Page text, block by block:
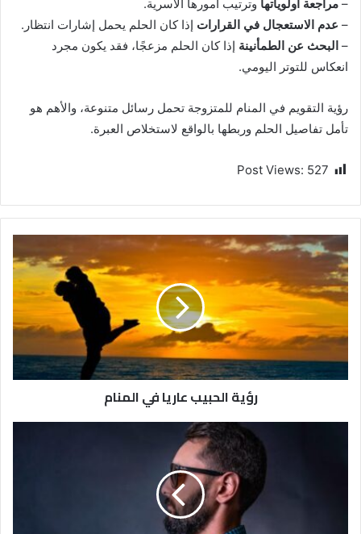
– مراجعة أولوياتها وترتيب أمورها الأسرية.
– عدم الاستعجال في القرارات إذا كان الحلم يحمل إشارات انتظار.
– البحث عن الطمأنينة إذا كان الحلم مزعجًا، فقد يكون مجرد
انعكاس للتوتر اليومي.
رؤية التقويم في المنام للمتزوجة تحمل رسائل متنوعة، والأهم هو
تأمل تفاصيل الحلم وربطها بالواقع لاستخلاص العبرة.
Post Views: 527
رؤية الحبيب عاريا في المنام